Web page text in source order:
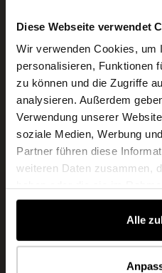
Diese Webseite verwendet
Wir verwenden Cookies, um
personalisieren, Funktionen
zu können und die Zugriffe
analysieren. Außerdem
Verwendung unserer
soziale Medien, Werbung
Partner führen diese
weiteren Daten zusammen,
gesammelt haben.
Alle